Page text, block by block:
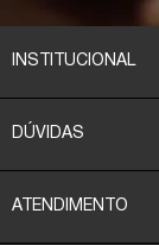
INSTITUCIONAL
DÚVIDAS
ATENDIMENTO